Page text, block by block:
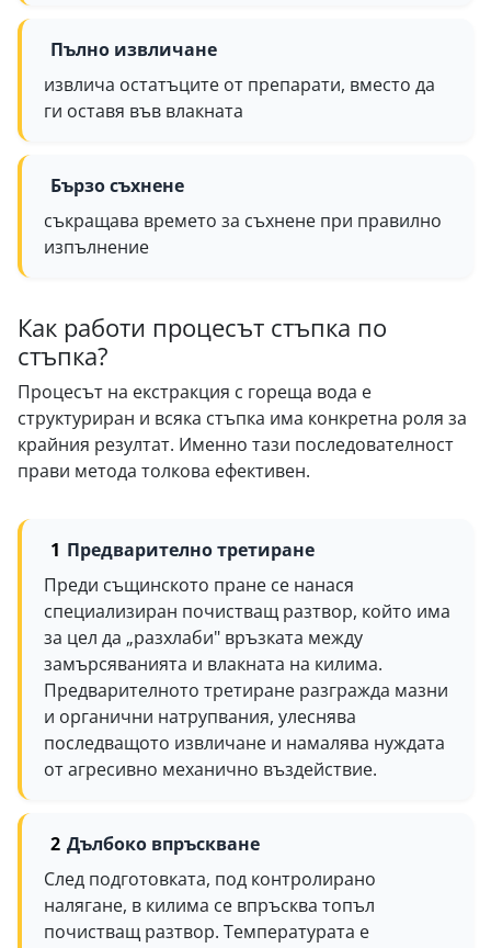
Пълно извличане
извлича остатъците от препарати, вместо да
ги оставя във влакната
Бързо съхнене
съкращава времето за съхнене при правилно
изпълнение
Как работи процесът стъпка по
стъпка?
Процесът на екстракция с гореща вода е
структуриран и всяка стъпка има конкретна роля за
крайния резултат. Именно тази последователност
прави метода толкова ефективен.
Предварително третиране
Преди същинското пране се нанася
специализиран почистващ разтвор, който има
за цел да „разхлаби" връзката между
замърсяванията и влакната на килима.
Предварителното третиране разгражда мазни
и органични натрупвания, улеснява
последващото извличане и намалява нуждата
от агресивно механично въздействие.
Дълбоко впръскване
След подготовката, под контролирано
налягане, в килима се впръсква топъл
почистващ разтвор. Температурата е